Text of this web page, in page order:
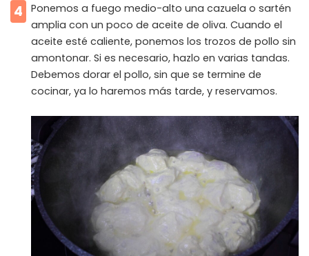
4
Ponemos a fuego medio-alto una cazuela o sartén
amplia con un poco de aceite de oliva. Cuando el
aceite esté caliente, ponemos los trozos de pollo sin
amontonar. Si es necesario, hazlo en varias tandas.
Debemos dorar el pollo, sin que se termine de
cocinar, ya lo haremos más tarde, y reservamos.